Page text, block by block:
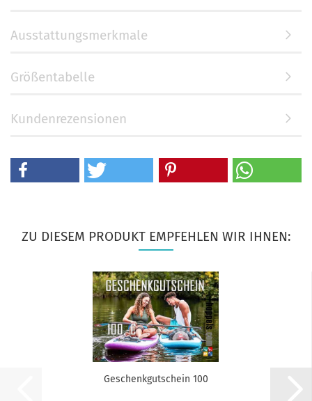
Ausstattungsmerkmale
Größentabelle
Kundenrezensionen
ZU DIESEM PRODUKT EMPFEHLEN WIR IHNEN:
Geschenkgutschein 100